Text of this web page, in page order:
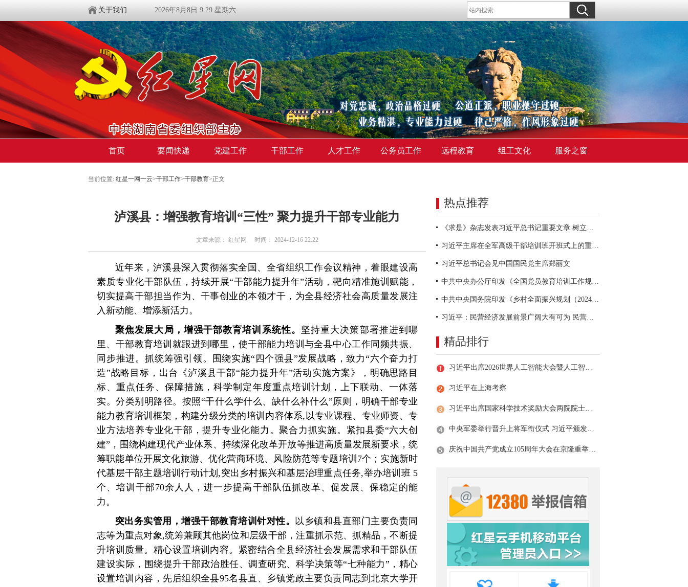
关于我们 2026年8月8日 9:29 星期六
首页 要闻快递 党建工作 干部工作 人才工作 公务员工作 远程教育 组工文化 服务之窗
当前位置: 红星一网一云>干部工作>干部教育>正文
泸溪县：增强教育培训“三性” 聚力提升干部专业能力
文章来源： 红星网 时间： 2024-12-16 22:22
近年来，泸溪县深入贯彻落实全国、全省组织工作会议精神，着眼建设高
素质专业化干部队伍，持续开展“干部能力提升年”活动，靶向精准施训赋能，
切实提高干部担当作为、干事创业的本领才干，为全县经济社会高质量发展注
入新动能、增添新活力。
聚焦发展大局，增强干部教育培训系统性。 坚持重大决策部署推进到哪
里、干部教育培训就跟进到哪里，使干部能力培训与全县中心工作同频共振、
同步推进。抓统筹强引领。围绕实施“四个强县”发展战略，致力“六个奋力打
造”战略目标，出台《泸溪县干部“能力提升年”活动实施方案》，明确思路目
标、重点任务、保障措施，科学制定年度重点培训计划，上下联动、一体落
实。分类别明路径。按照“干什么学什么、缺什么补什么”原则，明确干部专业
能力教育培训框架，构建分级分类的培训内容体系,以专业课程、专业师资、专
业方法培养专业化干部，提升专业化能力。聚合力抓实施。紧扣县委“六大创
建”，围绕构建现代产业体系、持续深化改革开放等推进高质量发展新要求，统
筹职能单位开展文化旅游、优化营商环境、风险防范等专题培训7个；实施新时
代基层干部主题培训行动计划,突出乡村振兴和基层治理重点任务,举办培训班 5
个、培训干部70余人人，进一步提高干部队伍抓改革、促发展、保稳定的能
力。
突出务实管用，增强干部教育培训针对性。 以乡镇和县直部门主要负责同
志等为重点对象,统筹兼顾其他岗位和层级干部，注重抓示范、抓精品，不断提
升培训质量。精心设置培训内容。紧密结合全县经济社会发展需求和干部队伍
建设实际，围绕提升干部政治胜任、调查研究、科学决策等“七种能力”，精心
设置培训内容，先后组织全县95名县直、乡镇党政主要负责同志到北京大学开
热点推荐
《求是》杂志发表习近平总书记重要文章 树立和践行正确政绩观
习近平主席在全军高级干部培训班开班式上的重要讲话引领全军开展思想整风、深化政治整训
习近平总书记会见中国国民党主席郑丽文
中共中央办公厅印发《全国党员教育培训工作规划（2024－2028年）》
中共中央国务院印发《乡村全面振兴规划（2024—2027年）》
习近平：民营经济发展前景广阔大有可为 民营企业和民营企业家大显身手正当其时
精品排行
习近平出席2026世界人工智能大会暨人工智能全球治理高级别会议开幕式并发表主旨讲话
习近平在上海考察
习近平出席国家科学技术奖励大会两院院士大会中国科协第十一次全国代表大会并发表重要讲话
中央军委举行晋升上将军衔仪式 习近平颁发命令状并向晋衔的军官表示祝贺
庆祝中国共产党成立105周年大会在京隆重举行 习近平发表重要讲话